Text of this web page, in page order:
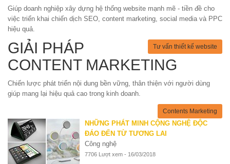
Giúp doanh nghiệp xây dựng hệ thống website mạnh mẽ - tiền đề cho
việc triển khai chiến dịch SEO, content marketing, social media và PPC
hiệu quả.
Tư vấn thiết kế website
GIẢI PHÁP
CONTENT MARKETING
Chiến lược phát triển nội dung bền vững, thân thiện với người dùng
giúp mang lại hiệu quả cao trong kinh doanh.
Contents Marketing
NHỮNG PHÁT MINH CỘNG NGHỆ ĐỘC
ĐÁO ĐẾN TỪ TƯƠNG LAI
Công nghệ
7706 Lượt xem - 16/03/2018